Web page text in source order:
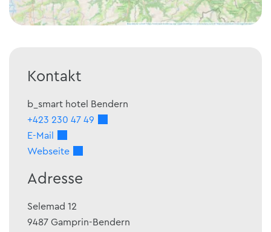
Kontakt
b_smart hotel Bendern
+423 230 47 49
E-Mail
Webseite
Adresse
Selemad 12
9487 Gamprin-Bendern